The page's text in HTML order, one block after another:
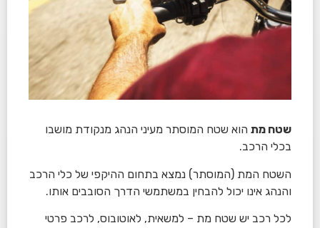
שטח מת הוא שטח המוסתר מעיני הנהג מנקודת מושבו
בכלי הרכב.
השטח המת (המוסתר) נמצא בתחום ההיקפי של כלי הרכב
והנהג אינו יכול להבחין במשתמשי הדרך הסובבים אותו.
לכל רכב יש שטח מת – למשאית, לאוטובוס, לרכב פרטי